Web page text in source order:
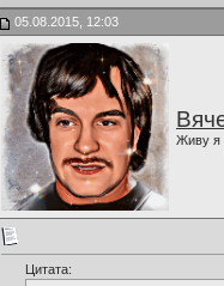
05.08.2015, 12:03
Живу я
Цитата: